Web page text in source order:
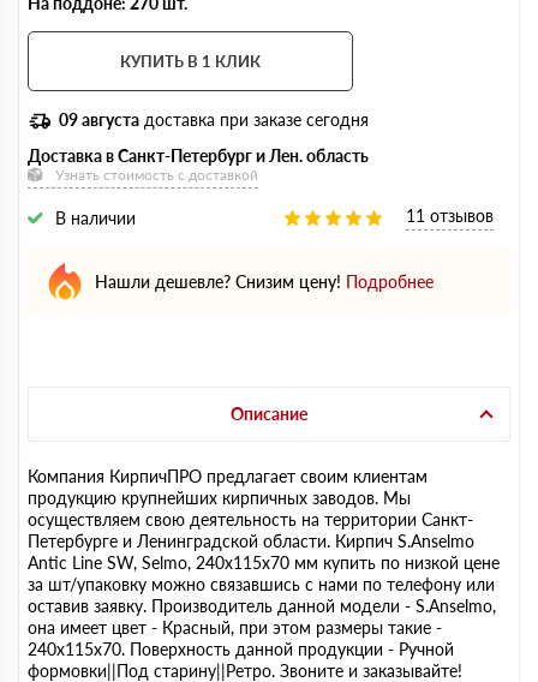
КУПИТЬ В 1 КЛИК
09 августа доставка при заказе сегодня
Доставка в Санкт-Петербург и Лен. область
Узнать стоимость с доставкой
В наличии 11 отзывов
Нашли дешевле? Снизим цену! Подробнее
Описание
Компания КирпичПРО предлагает своим клиентам
продукцию крупнейших кирпичных заводов. Мы
осуществляем свою деятельность на территории Санкт-
Петербурге и Ленинградской области. Кирпич S.Anselmo
Antic Line SW, Selmo, 240х115х70 мм купить по низкой цене
за шт/упаковку можно связавшись с нами по телефону или
оставив заявку. Производитель данной модели - S.Anselmo,
она имеет цвет - Красный, при этом размеры такие -
240х115х70. Поверхность данной продукции - Ручной
формовки||Под старину||Ретро. Звоните и заказывайте!